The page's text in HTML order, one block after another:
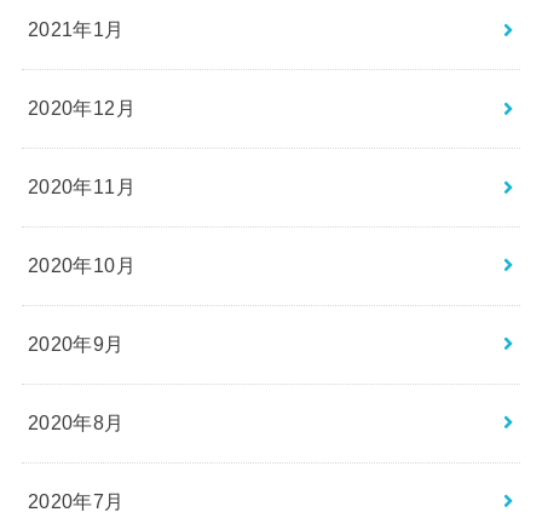
2021年1月
2020年12月
2020年11月
2020年10月
2020年9月
2020年8月
2020年7月